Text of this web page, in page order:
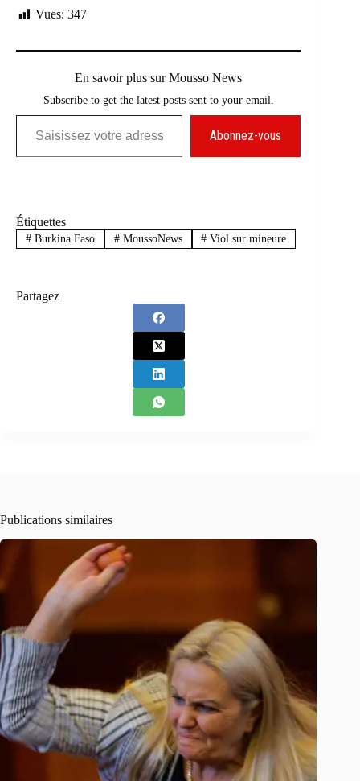
Vues: 347
En savoir plus sur Mousso News
Subscribe to get the latest posts sent to your email.
Saisissez votre adresse e-mail…
Abonnez-vous
Étiquettes
#Burkina Faso #MoussoNews # Viol sur mineure
Partagez
Publications similaires